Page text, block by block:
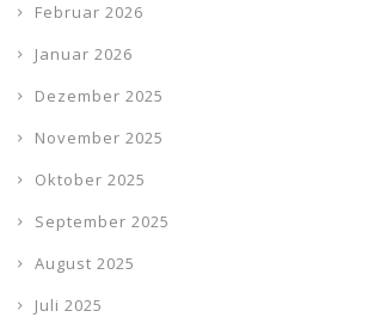
Februar 2026
Januar 2026
Dezember 2025
November 2025
Oktober 2025
September 2025
August 2025
Juli 2025